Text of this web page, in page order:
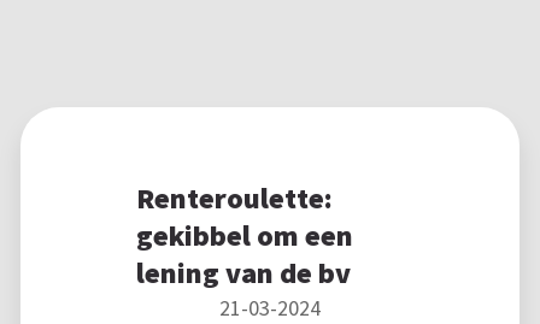
Renteroulette:
gekibbel om een
lening van de bv
21-03-2024